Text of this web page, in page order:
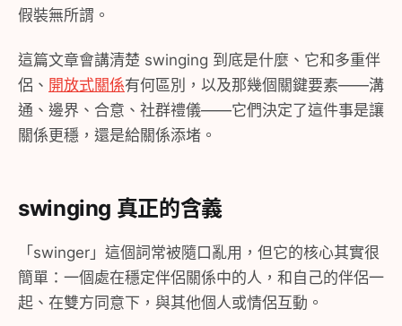
假裝無所謂。
這篇文章會講清楚 swinging 到底是什麼、它和多重伴
侶、 開放式關係有何區別，以及那幾個關鍵要素——溝
通、邊界、合意、社群禮儀——它們決定了這件事是讓
關係更穩，還是給關係添堵。
swinging 真正的含義
「swinger」這個詞常被隨口亂用，但它的核心其實很
簡單：一個處在穩定伴侶關係中的人，和自己的伴侶一
起、在雙方同意下，與其他個人或情侶互動。